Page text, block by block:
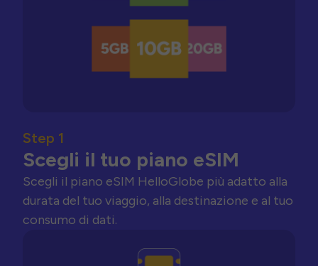
Step 1
Scegli il tuo piano eSIM
Scegli il piano eSIM HelloGlobe più adatto alla
durata del tuo viaggio, alla destinazione e al tuo
consumo di dati.